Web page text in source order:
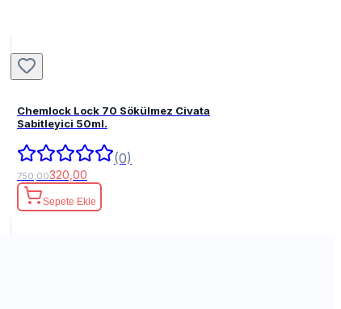
Chemlock Lock 70 Sökülmez Civata
Sabitleyici 50ml.
(0)
750,00320,00
Sepete Ekle